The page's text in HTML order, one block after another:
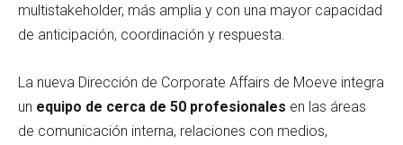
multistakeholder, más amplia y con una mayor capacidad
de anticipación, coordinación y respuesta.
La nueva Dirección de Corporate Affairs de Moeve integra
un equipo de cerca de 50 profesionales en las áreas
de comunicación interna, relaciones con medios,